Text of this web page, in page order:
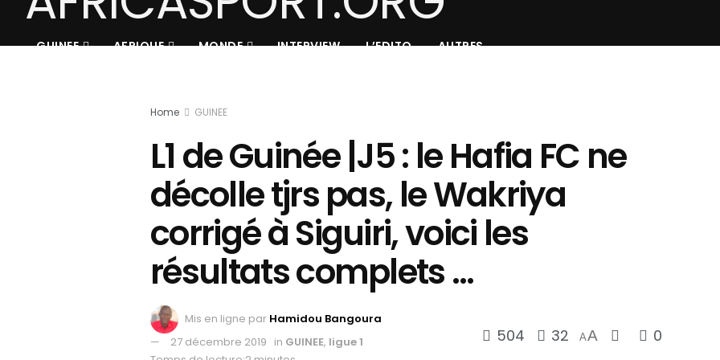
GUINEE AFRIQUE MONDE INTERVIEW L’EDITO AUTRES
Home GUINEE
L1 de Guinée |J5 : le Hafia FC ne
décolle tjrs pas, le Wakriya
corrigé à Siguiri, voici les
résultats complets …
Mis en ligne par Hamidou Bangoura
27 décembre 2019 in GUINEE, ligue 1
504 32 AA 0